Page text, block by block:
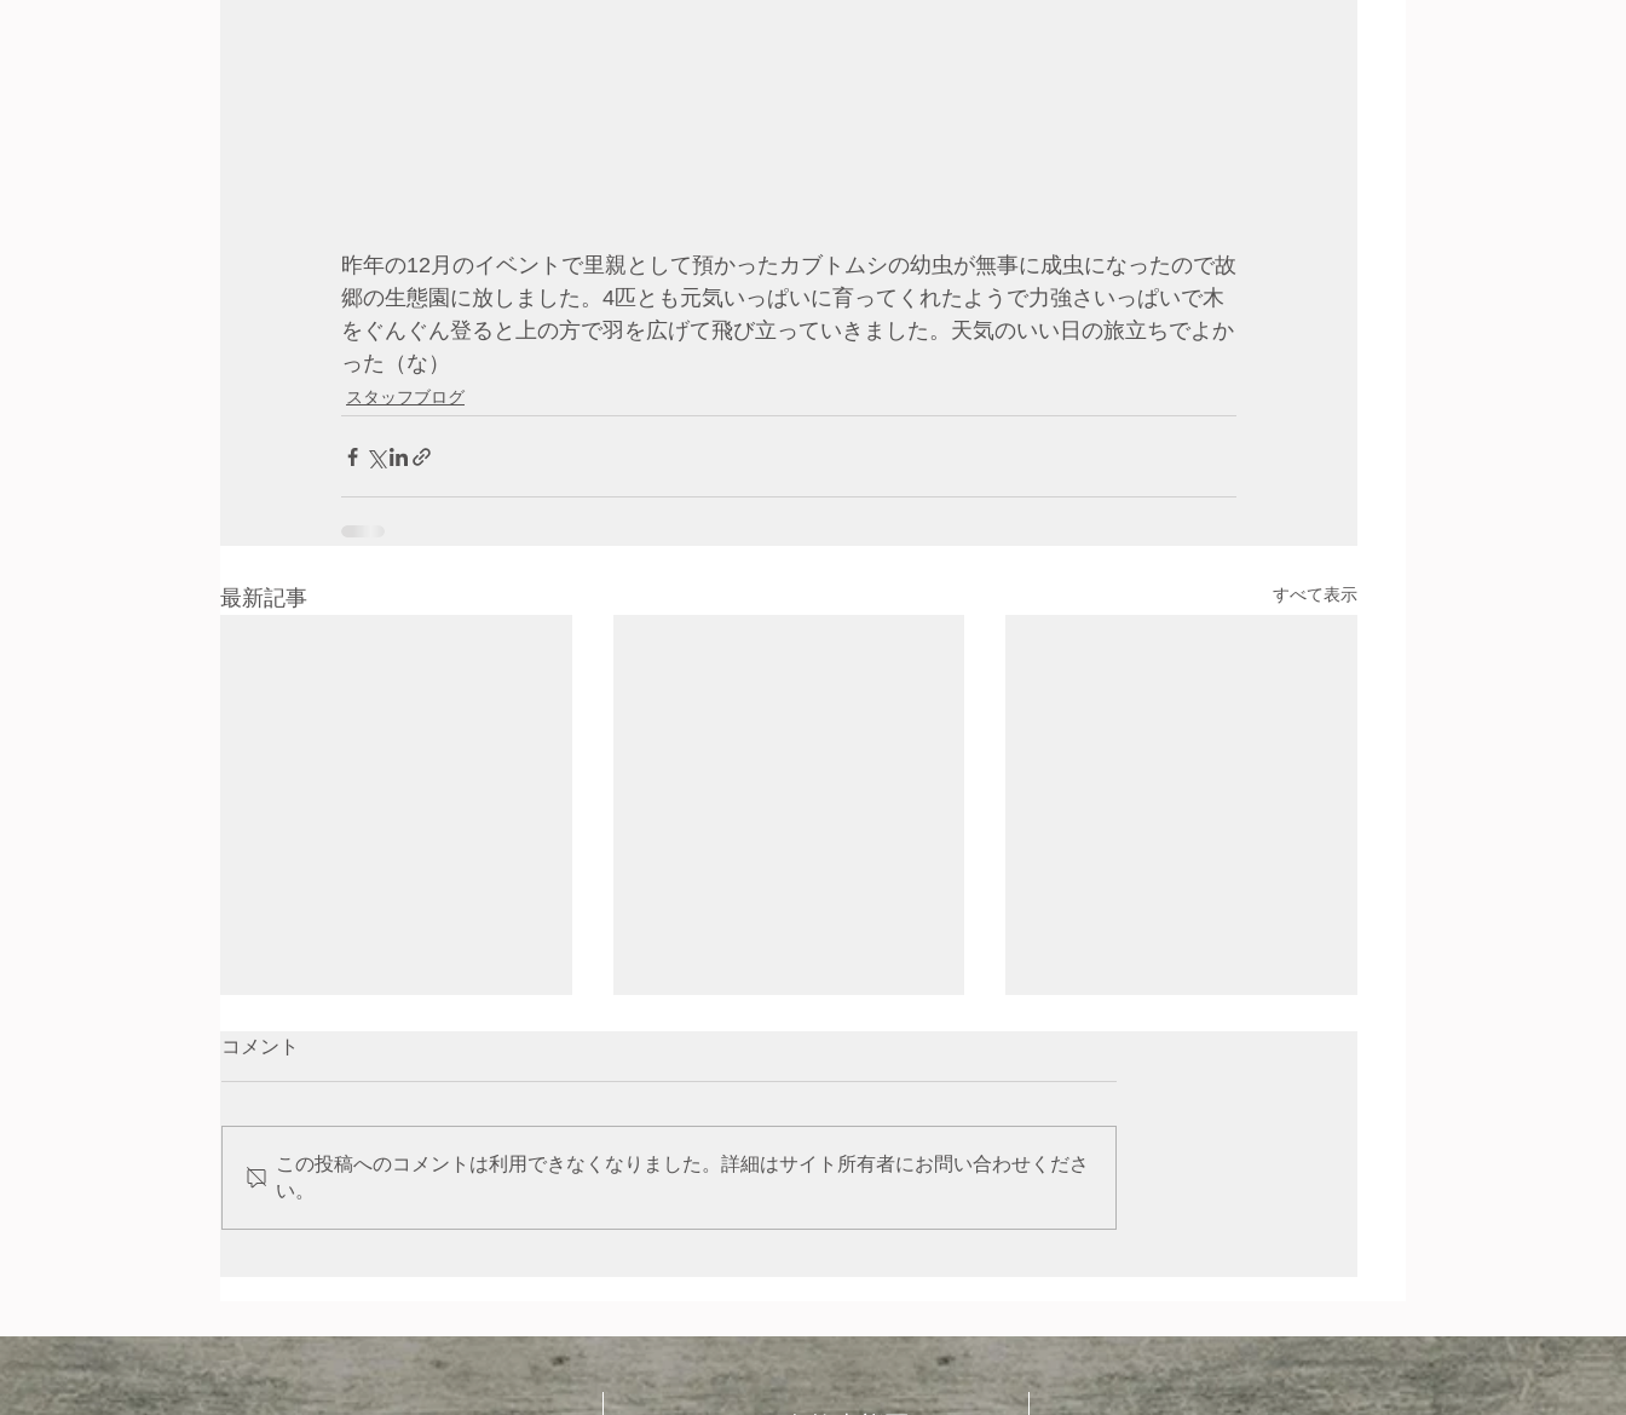
昨年の12月のイベントで里親として預かったカブトムシの幼虫が無事に成虫になったので故
郷の生態園に放しました。4匹とも元気いっぱいに育ってくれたようで力強さいっぱいで木
をぐんぐん登ると上の方で羽を広げて飛び立っていきました。天気のいい日の旅立ちでよか
った（な）
スタッフブログ
最新記事 すべて表示
ネイチャークラフト
ツマキシャチホコ
コメント
この投稿へのコメントは利用できなくなりました。詳細はサイト所有者にお問い合わせくださ
い。